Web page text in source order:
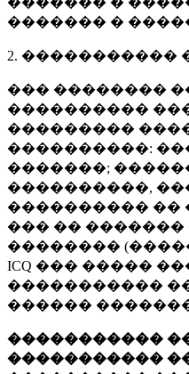
������� �
2. �����������
��� ��������
����������
���������
����������:
�������;
����������,
���������� ��
��� �� �������
��������
ICQ ��� �����
�����������
������
�����������
�����������